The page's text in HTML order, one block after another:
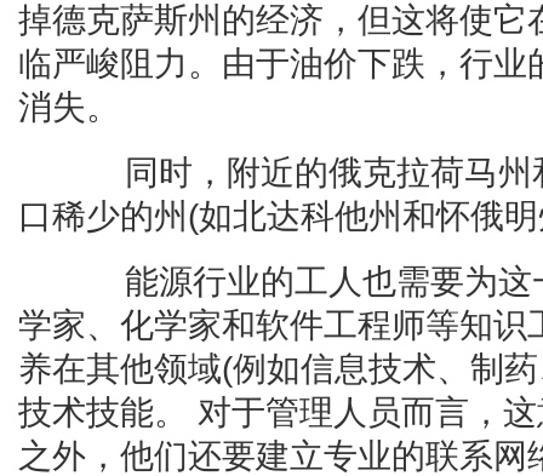
掉德克萨斯州的经济，但这将使
临严峻阻力。由于油价下跌，行
消失。
同时，附近的俄克拉荷马州
口稀少的州(如北达科他州和怀俄
能源行业的工人也需要为这
学家、化学家和软件工程师等知
养在其他领域(例如信息技术、制
技术技能。 对于管理人员而言，
之外，他们还要建立专业的联系